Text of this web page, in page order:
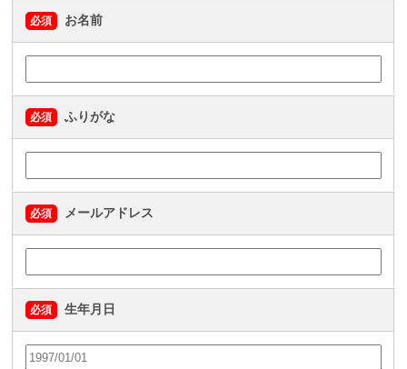
必須 お名前
必須 ふりがな
必須 メールアドレス
必須 生年月日